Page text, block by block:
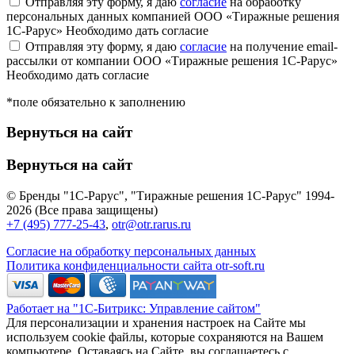
персональных данных компанией ООО «Тиражные решения
1С-Рарус» Необходимо дать согласие
Отправляя эту форму, я даю согласие на получение email-
рассылки от компании ООО «Тиражные решения 1С-Рарус»
Необходимо дать согласие
*поле обязательно к заполнению
Вернуться на сайт
Вернуться на сайт
© Бренды "1С-Рарус", "Тиражные решения 1С-Рарус" 1994-
2026 (Все права защищены)
+7 (495) 777-25-43, otr@otr.rarus.ru
Согласие на обработку персональных данных
Политика конфиденциальности сайта otr-soft.ru
Работает на "1С-Битрикс: Управление сайтом"
Для персонализации и хранения настроек на Сайте мы
используем cookie файлы, которые сохраняются на Вашем
компьютере. Оставаясь на Сайте, вы соглашаетесь с